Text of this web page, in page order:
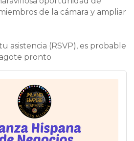
de la cámara y ampliar
asistencia (RSVP), es probable
pronto